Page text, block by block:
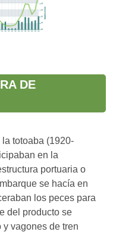
DE
totoaba (1920-
en la
portuaria o
se hacía en
los peces para
del producto se
vagones de tren